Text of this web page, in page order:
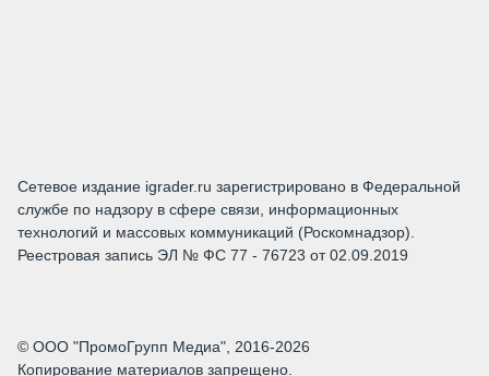
Сетевое издание igrader.ru зарегистрировано в Федеральной
службе по надзору в сфере связи, информационных
технологий и массовых коммуникаций (Роскомнадзор).
Реестровая запись ЭЛ № ФС 77 - 76723 от 02.09.2019
© ООО "ПромоГрупп Медиа", 2016-2026
Копирование материалов запрещено.